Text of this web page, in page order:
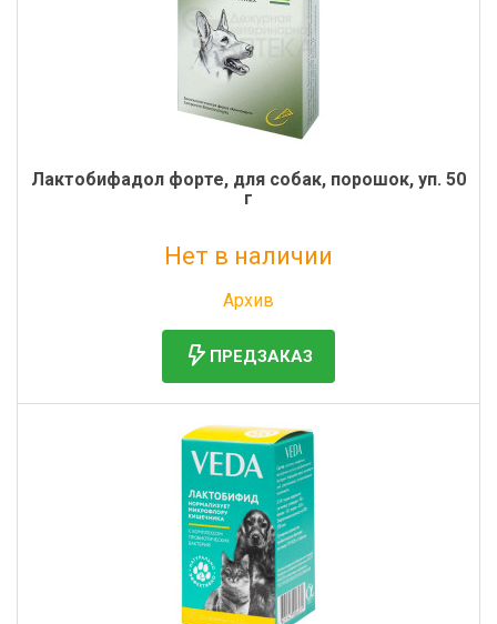
Лактобифадол форте, для собак, порошок, уп. 50
г
Нет в наличии
Архив
ПРЕДЗАКАЗ